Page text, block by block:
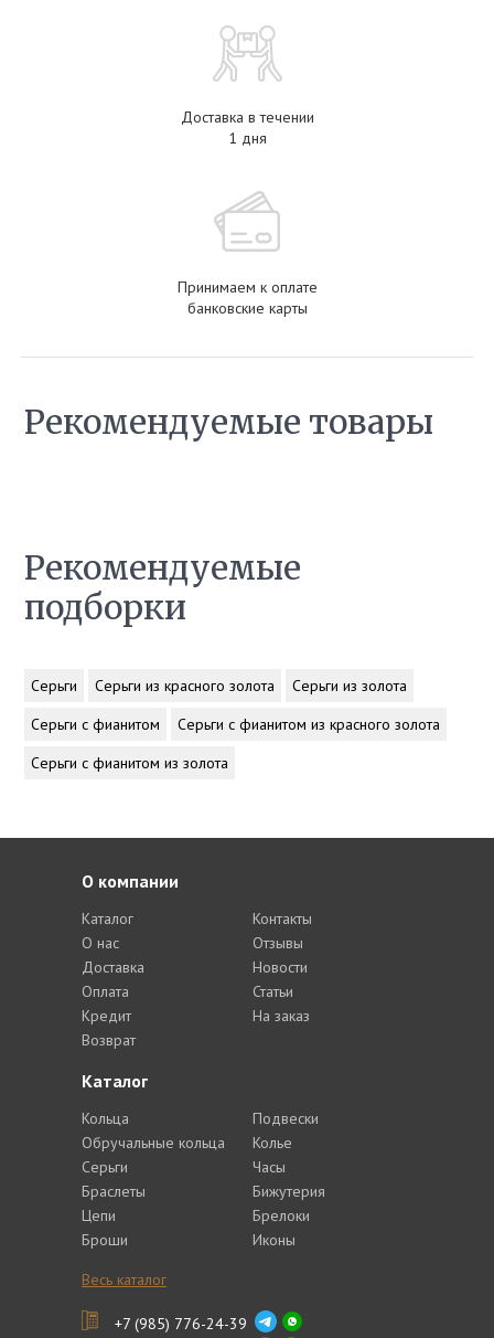
Доставка в течении
1 дня
Принимаем к оплате
банковские карты
Рекомендуемые товары
Рекомендуемые
подборки
Серьги Серьги из красного золота
Серьги из золота
Серьги с фианитом
Серьги с фианитом из красного золота
Серьги с фианитом из золота
Каталог
Кольца
Обручальные кольца
Серьги
Браслеты
Цепи
Броши
Подвески
Колье
Часы
Бижутерия
Брелоки
Иконы
Весь каталог
О компании
Каталог
О нас
Доставка
Оплата
Кредит
Возврат
Контакты
Отзывы
Новости
Статьи
На заказ
+7 (985) 776-24-39